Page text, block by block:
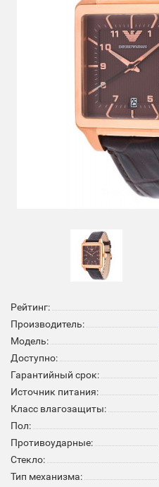
Рейтинг:
Производитель:
Модель:
Доступно:
Гарантийный срок:
Источник питания:
Класс влагозащиты:
Пол:
Противоударные:
Стекло:
Тип механизма: